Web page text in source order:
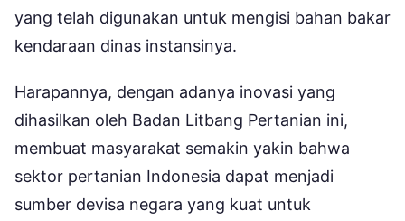
yang telah digunakan untuk mengisi bahan bakar
kendaraan dinas instansinya.
Harapannya, dengan adanya inovasi yang
dihasilkan oleh Badan Litbang Pertanian ini,
membuat masyarakat semakin yakin bahwa
sektor pertanian Indonesia dapat menjadi
sumber devisa negara yang kuat untuk